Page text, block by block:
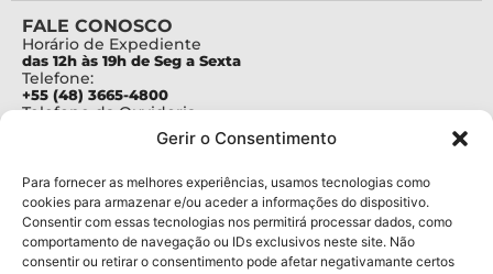
Gerir o Consentimento
Para fornecer as melhores experiências, usamos tecnologias como
cookies para armazenar e/ou aceder a informações do dispositivo.
Consentir com essas tecnologias nos permitirá processar dados, como
comportamento de navegação ou IDs exclusivos neste site. Não
consentir ou retirar o consentimento pode afetar negativamante certos
FALE CONOSCO
Horário de Expediente
das 12h às 19h de Seg a Sexta
Telefone:
+55 (48) 3665-4800
Telefone da Ouvidoria
Para assuntos relacionados à Pesquisa
pesquisa@fapesc.sc.gov.br
Para assuntos relacionados à Inovação
inovacao@fapesc.sc.gov.br
Para assuntos relacionados à Bolsas
bolsas@fapesc.sc.gov.br